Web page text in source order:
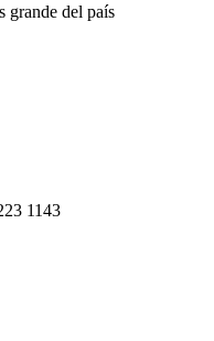
grande del país
1143